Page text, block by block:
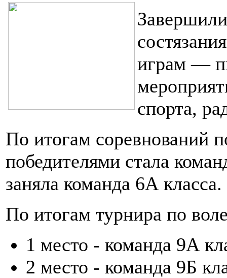
играм —
спорта,
По итогам соревнований
победителями стала
заняла команда 6А класса.
По итогам турнира по
1 место - команда 9А
2 место - команда 9Б